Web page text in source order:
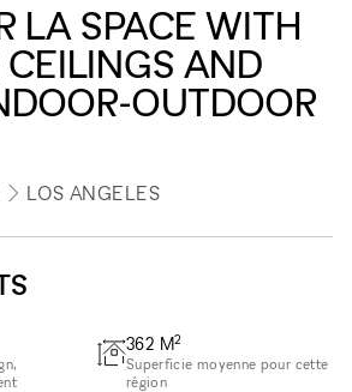
LA SPACE WITH
AND
LOS ANGELES
362 M2
Superficie moyenne pour cette
région